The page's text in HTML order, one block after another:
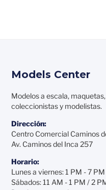
Models Center
Modelos a escala,
coleccionistas y modelistas.
Dirección:
Centro Comercial Caminos
Av. Caminos del Inca 257
Horario:
Lunes a viernes: 1 PM - 7 PM
Sábados: 11 AM - 1 PM / 2